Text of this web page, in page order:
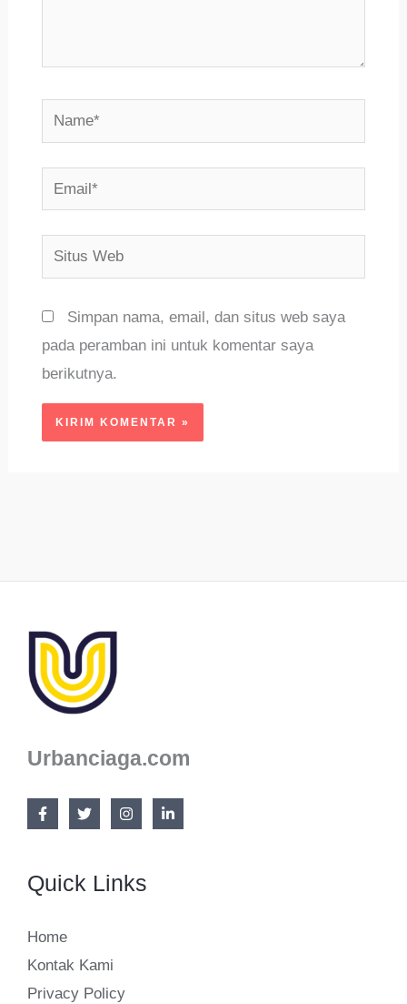
Name*
Email*
Situs
Web
Simpan nama, email, dan situs web saya
pada peramban ini untuk komentar saya
berikutnya.
Urbanciaga.com
Quick Links
Home
Kontak Kami
Privacy Policy